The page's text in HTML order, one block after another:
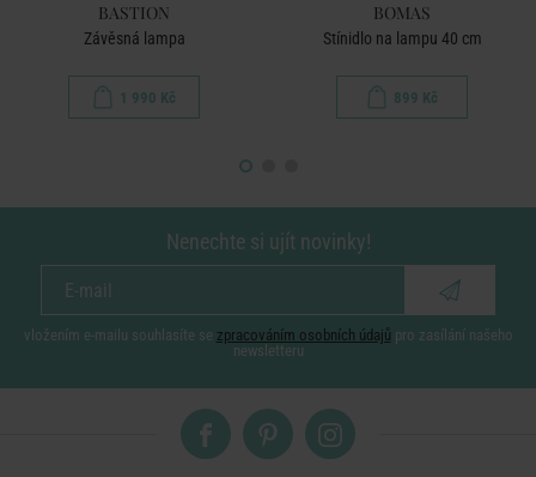
BASTION
Závěsná lampa
1 990 Kč
BOMAS
Stínidlo na lampu 40 cm
899 Kč
Nenechte si ujít novinky!
vložením e-mailu souhlasíte se zpracováním osobních údajů pro zasílání našeho
newsletteru